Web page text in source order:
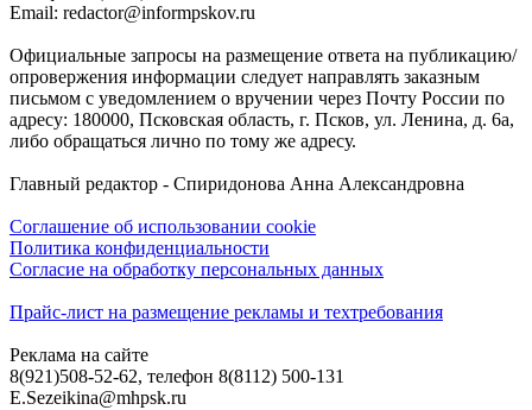
Email: redactor@informpskov.ru
Официальные запросы на размещение ответа на публикацию/
опровержения информации следует направлять заказным
письмом с уведомлением о вручении через Почту России по
адресу: 180000, Псковская область, г. Псков, ул. Ленина, д. 6а,
либо обращаться лично по тому же адресу.
Главный редактор - Спиридонова Анна Александровна
Соглашение об использовании cookie
Политика конфиденциальности
Согласие на обработку персональных данных
Прайс-лист на размещение рекламы и техтребования
Реклама на сайте
8(921)508-52-62, телефон 8(8112) 500-131
E.Sezeikina@mhpsk.ru